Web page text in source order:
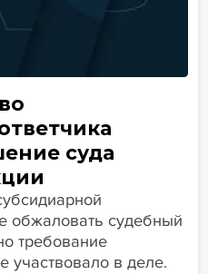
суда
обжаловать судебный
требование
участвовало в деле.